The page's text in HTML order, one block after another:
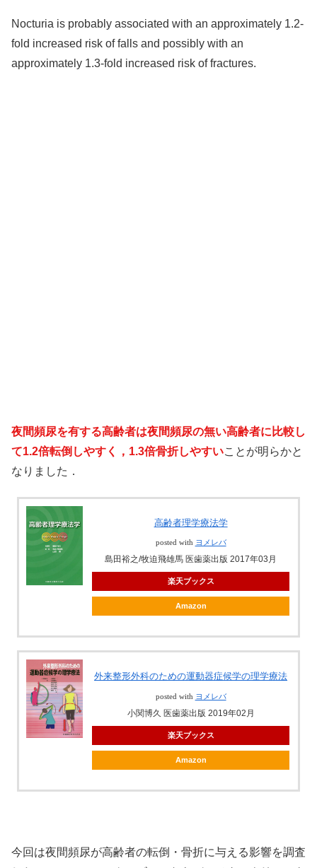
Nocturia is probably associated with an approximately 1.2-
fold increased risk of falls and possibly with an
approximately 1.3-fold increased risk of fractures.
夜間頻尿を有する高齢者は夜間頻尿の無い高齢者に比較し
て1.2倍転倒しやすく，1.3倍骨折しやすいことが明らかと
なりました．
高齢者理学療法学
posted with ヨメレバ
島田裕之/牧迫飛雄馬 医歯薬出版 2017年03月
楽天ブックス
Amazon
外来整形外科のための運動器症候学の理学療法
posted with ヨメレバ
小関博久 医歯薬出版 2019年02月
楽天ブックス
Amazon
今回は夜間頻尿が高齢者の転倒・骨折に与える影響を調査